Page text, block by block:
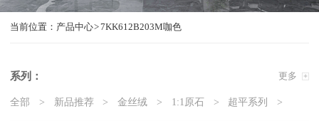
当前位置： 产品中心 7KK612B203M咖色
系列： 更多
全部 新品推荐 金丝绒 1:1原石 超平系列